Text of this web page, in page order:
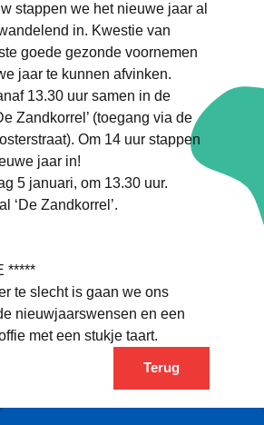
stappen we het nieuwe jaar al
in. Kwestie van
goede gezonde voornemen
jaar te kunnen afvinken.
13.30 uur samen in de
Zandkorrel’ (toegang via de
Om 14 uur stappen
jaar in!
5 januari, om 13.30 uur.
‘De Zandkorrel’.
*****
te slecht is gaan we ons
nieuwjaarswensen en een
met een stukje taart.
Terug